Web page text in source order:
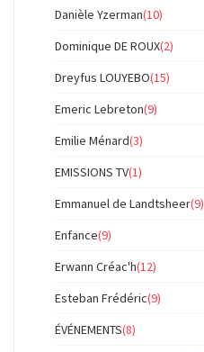
Danièle Yzerman(10)
Dominique DE ROUX(2)
Dreyfus LOUYEBO(15)
Emeric Lebreton(9)
Emilie Ménard(3)
EMISSIONS TV(1)
Emmanuel de Landtsheer(9)
Enfance(9)
Erwann Créac'h(12)
Esteban Frédéric(9)
ÉVÉNEMENTS(8)